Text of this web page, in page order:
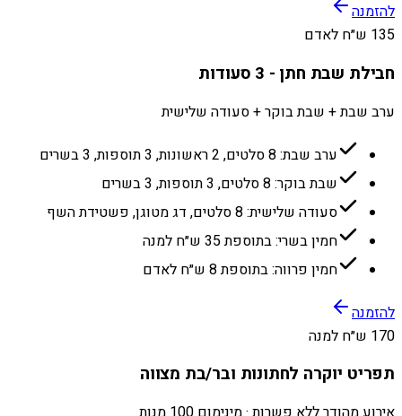
להזמנה
135 ש״ח לאדם
חבילת שבת חתן - 3 סעודות
ערב שבת + שבת בוקר + סעודה שלישית
ערב שבת: 8 סלטים, 2 ראשונות, 3 תוספות, 3 בשרים
שבת בוקר: 8 סלטים, 3 תוספות, 3 בשרים
סעודה שלישית: 8 סלטים, דג מטוגן, פשטידת השף
חמין בשרי: בתוספת 35 ש״ח למנה
חמין פרווה: בתוספת 8 ש״ח לאדם
להזמנה
170 ש״ח למנה
תפריט יוקרה לחתונות ובר/בת מצווה